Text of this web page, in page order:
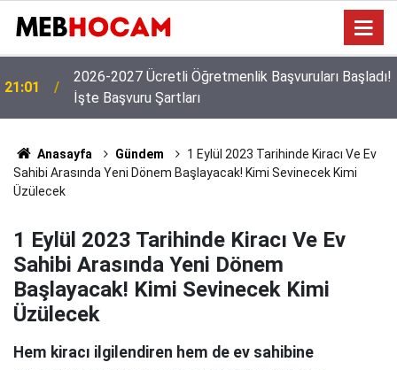
19:02 MEB'den Yeni Ücretli Öğretmen Açıklaması
Anasayfa Gündem
1 Eylül 2023 Tarihinde Kiracı Ve Ev
Sahibi Arasında Yeni Dönem Başlayacak! Kimi Sevinecek Kimi
Üzülecek
1 Eylül 2023 Tarihinde Kiracı Ve Ev
Sahibi Arasında Yeni Dönem
Başlayacak! Kimi Sevinecek Kimi
Üzülecek
Hem kiracı ilgilendiren hem de ev sahibine